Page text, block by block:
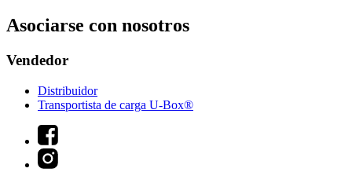
Asociarse con nosotros
Vendedor
Distribuidor
Transportista de carga U-Box®